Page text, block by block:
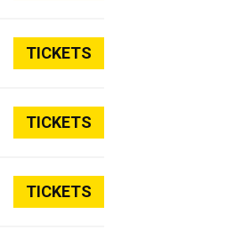
TICKETS
TICKETS
TICKETS